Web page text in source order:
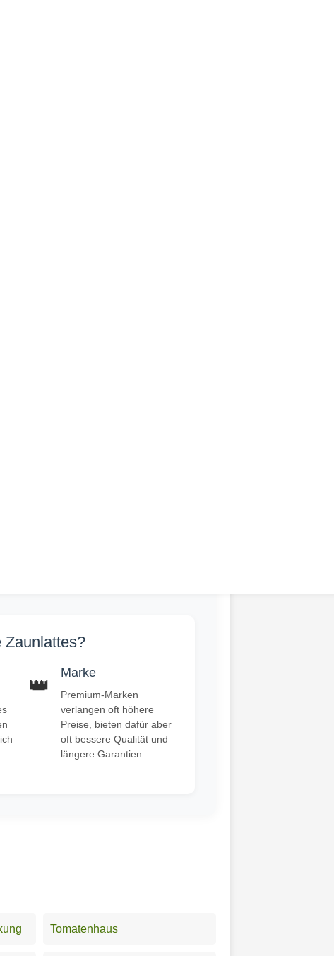
Zaunlattes?
👑
Marke
Premium-Marken
verlangen oft höhere
Preise, bieten dafür aber
oft bessere Qualität und
längere Garantien.
Tomatenhaus